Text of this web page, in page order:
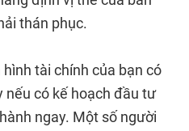
thán phục.
tài chính của bạn có
nếu có kế hoạch đầu tư
ngay. Một số người